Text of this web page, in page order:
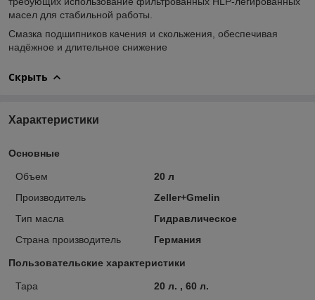
масел для стабильной работы.
Смазка подшипников качения и скольжения, обеспечивая
надёжное и длительное снижение
Скрыть
Характеристики
Основные
Объем
20 л
Производитель
Zeller+Gmelin
Тип масла
Гидравлическое
Страна производитель
Германия
Пользовательские характеристики
Тара
20 л. , 60 л.